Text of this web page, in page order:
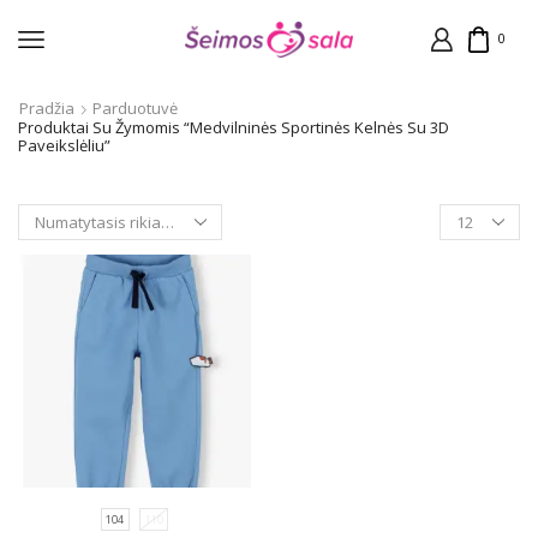
0
Pradžia
Parduotuvė
Produktai Su Žymomis “Medvilninės Sportinės Kelnės Su 3D
Paveikslėliu”
Products
per
104 110